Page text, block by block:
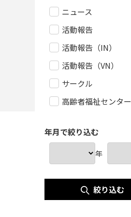
ニュース
活動報告
活動報告（IN）
活動報告（VN）
サークル
高齢者福祉センター
年月で絞り込む
年
絞り込む